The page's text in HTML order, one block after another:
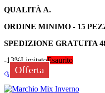
QUALITÀ A.
ORDINE MINIMO - 15
SPEDIZIONE GRATUITA
Offerta
-13%LimitatoEsaurito